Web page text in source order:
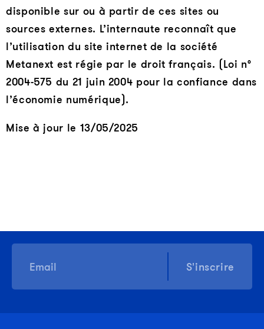
disponible sur ou à partir de ces sites ou
sources externes. L’internaute reconnaît que
l’utilisation du site internet de la société
Metanext est régie par le droit français. (Loi n°
2004-575 du 21 juin 2004 pour la confiance dans
l’économie numérique).
Mise à jour le 13/05/2025
S'inscrire